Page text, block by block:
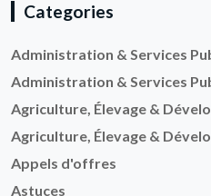
Categories
Administration & Services
Administration & Services
Agriculture, Élevage &
Agriculture, Élevage &
Appels d'offres
Astuces